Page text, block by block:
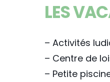
LES
– Activités
– Centre de
– Petite